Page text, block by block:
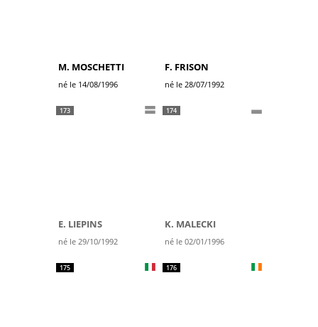
M. MOSCHETTI
né le 14/08/1996
F. FRISON
né le 28/07/1992
173
E. LIEPINS
né le 29/10/1992
174
K. MALECKI
né le 02/01/1996
175 176